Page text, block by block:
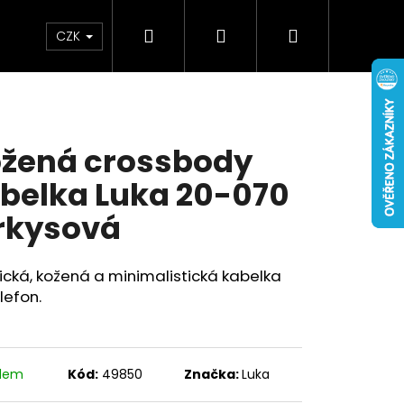
Doplňky Novinky
CZK Hledat PřihlášeníNákupní
crossbody
Luka 20-070
kožená a minimalistická kabelka
Kód: 49850 Značka:Luka